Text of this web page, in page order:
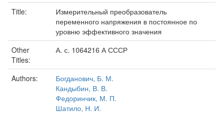
Title:
Измерительный преобразователь
переменного напряжения в постоянное по
уровню эффективного значения
Other
Titles:
А. с. 1064216 А СССР
Authors:
Богданович, Б. М.
Кандыбин, В. В.
Федоринчик, М. П.
Шатило, Н. И.